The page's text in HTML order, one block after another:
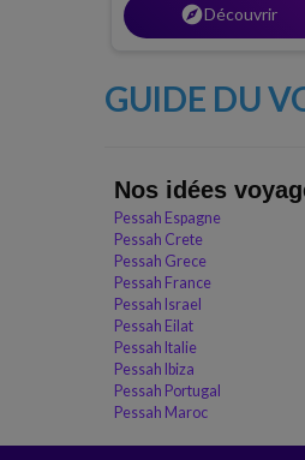
glace tout en naviguant
à Juneau, Sitka et
exploreDécouvrir
GUIDE DU
Nos idées
Pessah Espagne
Pessah Crete
Pessah Grece
Pessah France
Pessah Israel
Pessah Eilat
Pessah Italie
Pessah Ibiza
Pessah Portugal
Pessah Maroc